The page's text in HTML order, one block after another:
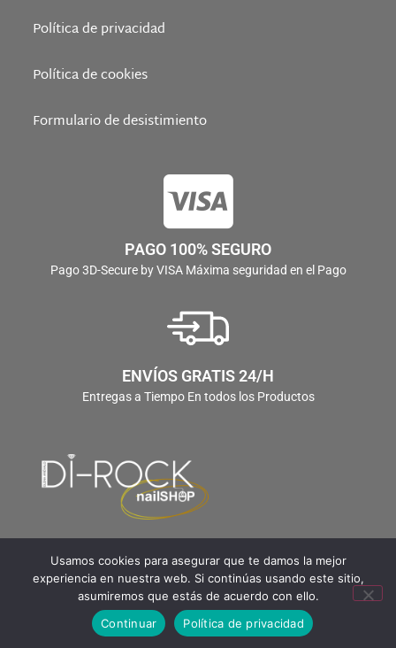
Política de privacidad
Política de cookies
Formulario de desistimiento
PAGO 100% SEGURO
Pago 3D-Secure by VISA Máxima seguridad en el Pago
ENVÍOS GRATIS 24/H
Entregas a Tiempo En todos los Productos
Usamos cookies para asegurar que te damos la mejor
experiencia en nuestra web. Si continúas usando este sitio,
asumiremos que estás de acuerdo con ello.
Continuar
Política de privacidad